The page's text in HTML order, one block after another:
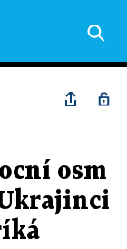
osm